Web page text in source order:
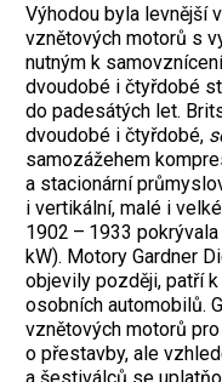
Výhodou byla levnější
vznětových motorů s
nutným k
dvoudobé i čtyřdobé
do padesátých let.
dvoudobé i čtyřdobé,
samozážehem
a stacionární
i vertikální, malé i
1902 – 1933
kW). Motory Gardner
objevily později, patří
osobních automobilů.
vznětových motorů
o přestavby, ale